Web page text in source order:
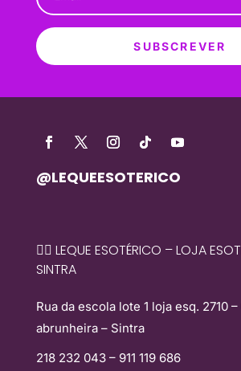
SUBSCREVER
@LEQUEESOTERICO
🧙‍♀️ LEQUE ESOTÉRICO – LOJA
SINTRA
Rua da escola lote 1 loja esq. 2710
abrunheira – Sintra
218 232 043 – 911 119 686